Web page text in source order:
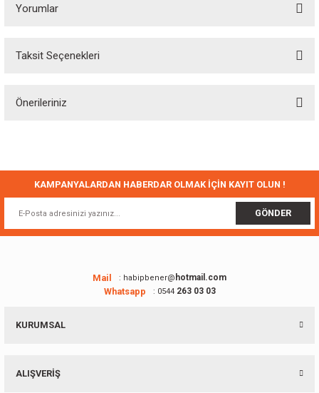
Yorumlar
Taksit Seçenekleri
Önerileriniz
Ürün resmi kalitesiz, bozuk veya görüntülenemiyor.
Ürün fiyatı diğer sitelerden daha pahalı.
Bu ürüne benzer farklı alternatifler olmalı.
KAMPANYALARDAN HABERDAR OLMAK İÇİN KAYIT OLUN !
GÖNDER
Mail : habipbener@ hotmail.com
Whatsapp : 0544263 03 03
KURUMSAL
ALIŞVERİŞ